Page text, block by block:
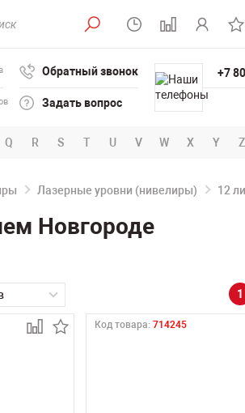
Обратный звонок
Задать вопрос
+7
Q R S T U V W X Y Z
Лазерные уровни (нивелиры) 12
Новгороде
1
Код товара:714245